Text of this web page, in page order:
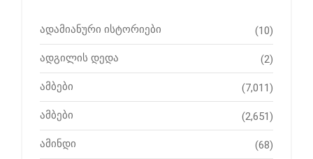
ადამიანური ისტორიები (10)
ადგილის დედა (2)
ამბები (7,011)
ამბები (2,651)
ამინდი (68)